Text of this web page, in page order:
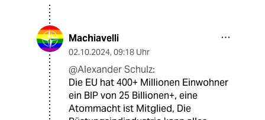
Machiavelli
02.10.2024, 09:18 Uhr
@Alexander Schulz:
Die EU hat 400+ Millionen Einwohner
ein BIP von 25 Billionen+, eine
Atommacht ist Mitglied, Die